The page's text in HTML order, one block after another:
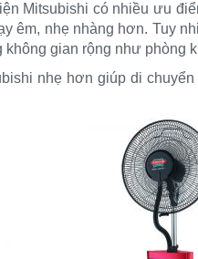
Mitsubishi có nhiều ưu
êm, nhẹ nhàng hơn. Tuy
gian rộng như phòng
nhẹ hơn giúp di